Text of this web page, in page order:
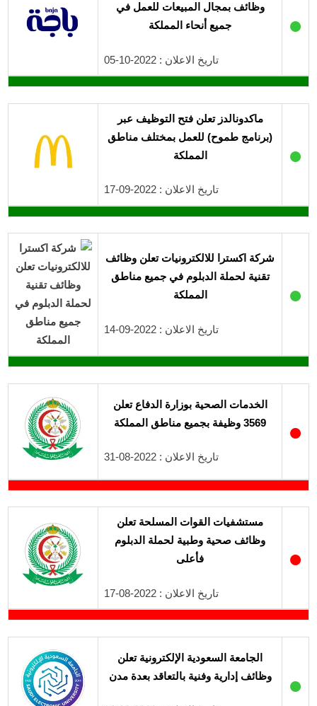
●
وظائف بمجال المبيعات للعمل في
جميع أنحاء المملكة
تاريخ الاعلان : 2022-10-05
●
ماكدونالدز تعلن فتح التوظيف عبر
(برنامج طموح) للعمل بمختلف مناطق
المملكة
تاريخ الاعلان : 2022-09-17
●
شركة اكسترا للالكترونيات تعلن وظائف
تقنية لحملة الدبلوم في جميع مناطق
المملكة
تاريخ الاعلان : 2022-09-14
●
الخدمات الصحية بوزارة الدفاع تعلن
3569 وظيفة بجميع مناطق المملكة
تاريخ الاعلان : 2022-08-31
●
مستشفيات القوات المسلحة تعلن
وظائف صحية وطبية لحملة الدبلوم
فأعلى
تاريخ الاعلان : 2022-08-17
●
الجامعة السعودية الإلكترونية تعلن
وظائف إدارية وفنية بالتعاقد بعدة مدن